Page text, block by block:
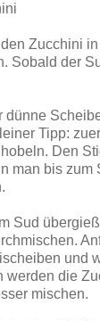
Zucchini
Sobald der
dünne
Tipp:
Den
man bis zum
Sud
und
werden die
mischen.